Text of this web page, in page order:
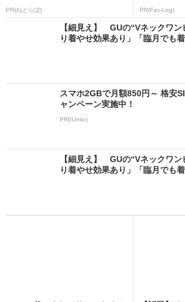
PR(ねとらぼ) PR(Fav-Log)
【細見え】 GUの“Vネックワン
り着やせ効果あり」「臨月でも
スマホ2GBで月額850円～ 格安
ャンペーン実施中！
PR(IIJmio)
【細見え】 GUの“Vネックワン
り着やせ効果あり」「臨月でも